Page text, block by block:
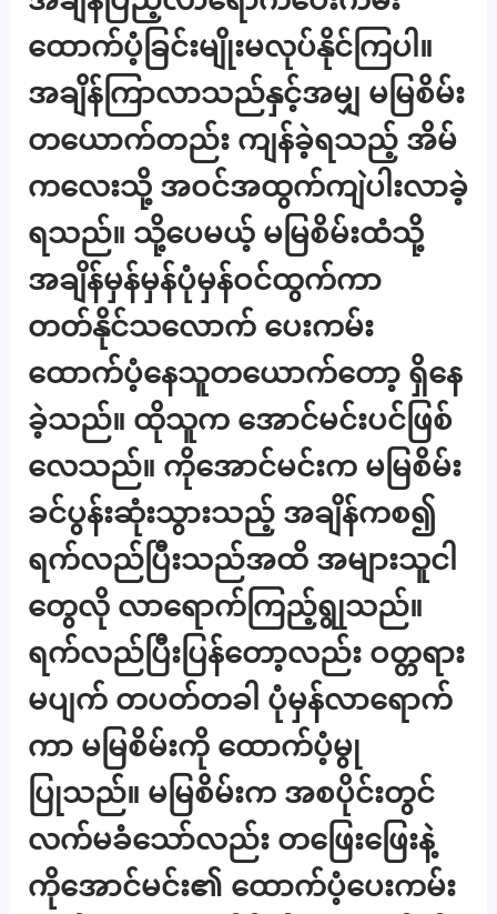
ထောက်ပံ့ခြင်းမျိုးမလုပ်နိုင်ကြပါ။
အချိန်ကြာလာသည်နှင့်အမျှ မမြစိမ်း
တယောက်တည်း ကျန်ခဲ့ရသည့် အိမ်
ကလေးသို့ အဝင်အထွက်ကျဲပါးလာခဲ့
ရသည်။ သို့ပေမယ့် မမြစိမ်းထံသို့
အချိန်မှန်မှန်ပုံမှန်ဝင်ထွက်ကာ
တတ်နိုင်သလောက် ပေးကမ်း
ထောက်ပံ့နေသူတယောက်တော့ ရှိနေ
ခဲ့သည်။ ထိုသူက အောင်မင်းပင်ဖြစ်
လေသည်။ ကိုအောင်မင်းက မမြစိမ်း
ခင်ပွန်းဆုံးသွားသည့် အချိန်ကစ၍
ရက်လည်ပြီးသည်အထိ အများသူငါ
တွေလို လာရောက်ကြည့်ရွုသည်။
ရက်လည်ပြီးပြန်တော့လည်း ဝတ္တရား
မပျက် တပတ်တခါ ပုံမှန်လာရောက်
ကာ မမြစိမ်းကို ထောက်ပံ့မွု
ပြုသည်။ မမြစိမ်းက အစပိုင်းတွင်
လက်မခံသော်လည်း တဖြေးဖြေးနဲ့
ကိုအောင်မင်း၏ ထောက်ပံ့ပေးကမ်း